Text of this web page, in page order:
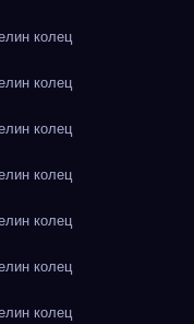
колец
колец
колец
колец
колец
колец
колец